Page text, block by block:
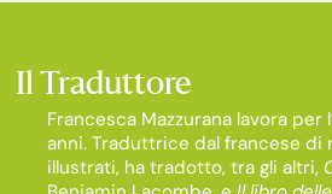
Il Traduttore
Francesca Mazzurana lavora per
anni. Traduttrice dal francese di
illustrati, ha tradotto, tra gli altri,